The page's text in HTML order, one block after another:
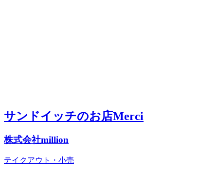
サンドイッチのお店Merci
株式会社million
テイクアウト・小売